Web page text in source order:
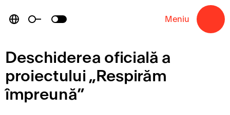
content
Meniu
Deschiderea oficială a
proiectului „Respirăm
împreună”